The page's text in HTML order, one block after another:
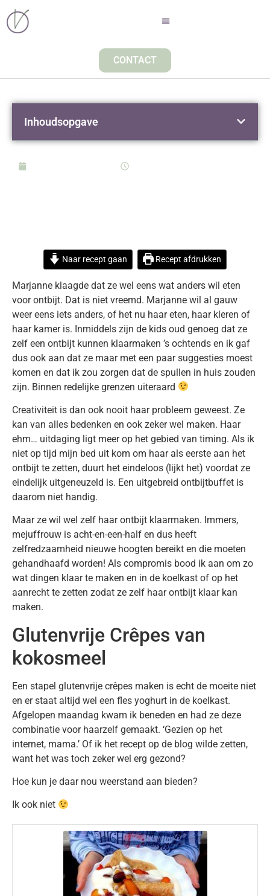
CONTACT
Naar recept gaan Recept afdrukken
Marjanne klaagde dat ze wel eens wat anders wil eten
voor ontbijt. Dat is niet vreemd. Marjanne wil al gauw
weer eens iets anders, of het nu haar eten, haar kleren of
haar kamer is. Inmiddels zijn de kids oud genoeg dat ze
zelf een ontbijt kunnen klaarmaken ’s ochtends en ik gaf
dus ook aan dat ze maar met een paar suggesties moest
komen en dat ik zou zorgen dat de spullen in huis zouden
zijn. Binnen redelijke grenzen uiteraard
Creativiteit is dan ook nooit haar probleem geweest. Ze
kan van alles bedenken en ook zeker wel maken. Haar
ehm… uitdaging ligt meer op het gebied van timing. Als ik
niet op tijd mijn bed uit kom om haar als eerste aan het
ontbijt te zetten, duurt het eindeloos (lijkt het) voordat ze
eindelijk uitgeneuzeld is. Een uitgebreid ontbijtbuffet is
daarom niet handig.
Maar ze wil wel zelf haar ontbijt klaarmaken. Immers,
mejuffrouw is acht-en-een-half en dus heeft
zelfredzaamheid nieuwe hoogten bereikt en die moeten
gehandhaafd worden! Als compromis bood ik aan om zo
wat dingen klaar te maken en in de koelkast of op het
aanrecht te zetten zodat ze zelf haar ontbijt klaar kan
maken.
Glutenvrije Crêpes van
kokosmeel
Een stapel glutenvrije crêpes maken is echt de moeite niet
en er staat altijd wel een fles yoghurt in de koelkast.
Afgelopen maandag kwam ik beneden en had ze deze
combinatie voor haarzelf gemaakt. ‘Gezien op het
internet, mama.’ Of ik het recept op de blog wilde zetten,
want het was toch zeker wel erg gezond?
Hoe kun je daar nou weerstand aan bieden?
Ik ook niet
Inhoudsopgave